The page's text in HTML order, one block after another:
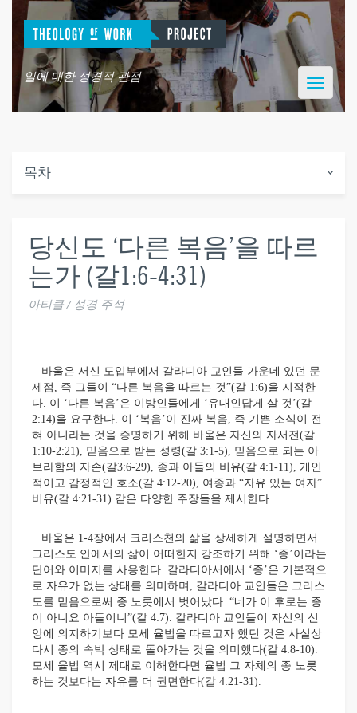
일에 대한 성경적 관점
Toggle
목차
당신도 ‘다른 복음’을 따르
는가 (갈1:6-4:31)
아티클 / 성경 주석
바울은 서신 도입부에서 갈라디아 교인들 가운데 있던 문
제점, 즉 그들이 “다른 복음을 따르는 것”(갈 1:6)을 지적한
다. 이 ‘다른 복음’은 이방인들에게 ‘유대인답게 살 것’(갈
2:14)을 요구한다. 이 ‘복음’이 진짜 복음, 즉 기쁜 소식이 전
혀 아니라는 것을 증명하기 위해 바울은 자신의 자서전(갈
1:10-2:21), 믿음으로 받는 성령(갈 3:1-5), 믿음으로 되는 아
브라함의 자손(갈3:6-29), 종과 아들의 비유(갈 4:1-11), 개인
적이고 감정적인 호소(갈 4:12-20), 여종과 “자유 있는 여자”
비유(갈 4:21-31) 같은 다양한 주장들을 제시한다.
바울은 1-4장에서 크리스천의 삶을 상세하게 설명하면서
그리스도 안에서의 삶이 어떠한지 강조하기 위해 ‘종’이라는
단어와 이미지를 사용한다. 갈라디아서에서 ‘종’은 기본적으
로 자유가 없는 상태를 의미하며, 갈라디아 교인들은 그리스
도를 믿음으로써 종 노릇에서 벗어났다. “네가 이 후로는 종
이 아니요 아들이니”(갈 4:7). 갈라디아 교인들이 자신의 신
앙에 의지하기보다 모세 율법을 따르고자 했던 것은 사실상
다시 종의 속박 상태로 돌아가는 것을 의미했다(갈 4:8-10).
모세 율법 역시 제대로 이해한다면 율법 그 자체의 종 노릇
하는 것보다는 자유를 더 권면한다(갈 4:21-31).